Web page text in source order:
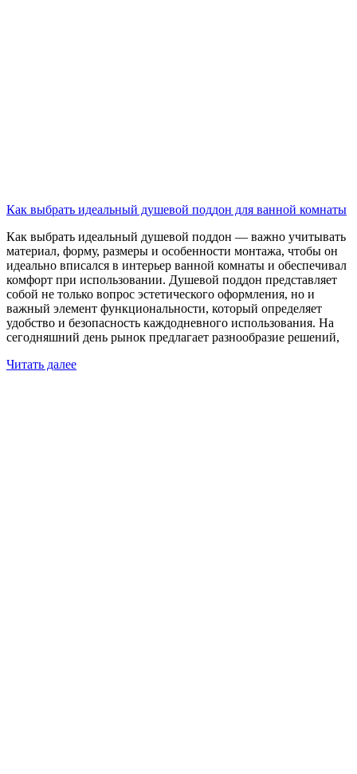
Как выбрать идеальный душевой поддон для ванной комнаты
Как выбрать идеальный душевой поддон — важно учитывать
материал, форму, размеры и особенности монтажа, чтобы он
идеально вписался в интерьер ванной комнаты и обеспечивал
комфорт при использовании. Душевой поддон представляет
собой не только вопрос эстетического оформления, но и
важный элемент функциональности, который определяет
удобство и безопасность каждодневного использования. На
сегодняшний день рынок предлагает разнообразие решений,
Читать далее